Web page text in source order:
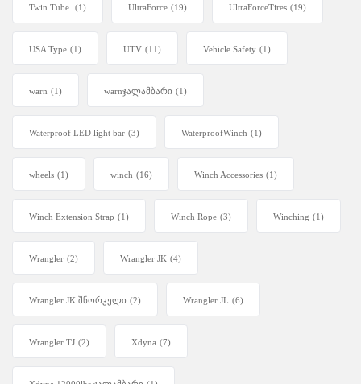
Twin Tube. (1) UltraForce (19) UltraForceTires (19)
USA Type (1) UTV (11) Vehicle Safety (1)
warn (1) warnჯალამბარი (1)
Waterproof LED light bar (3) WaterproofWinch (1)
wheels (1) winch (16) Winch Accessories (1)
Winch Extension Strap (1) Winch Rope (3) Winching (1)
Wrangler (2) Wrangler JK (4)
Wrangler JK შნორკელი (2) Wrangler JL (6)
Wrangler TJ (2) Xdyna (7)